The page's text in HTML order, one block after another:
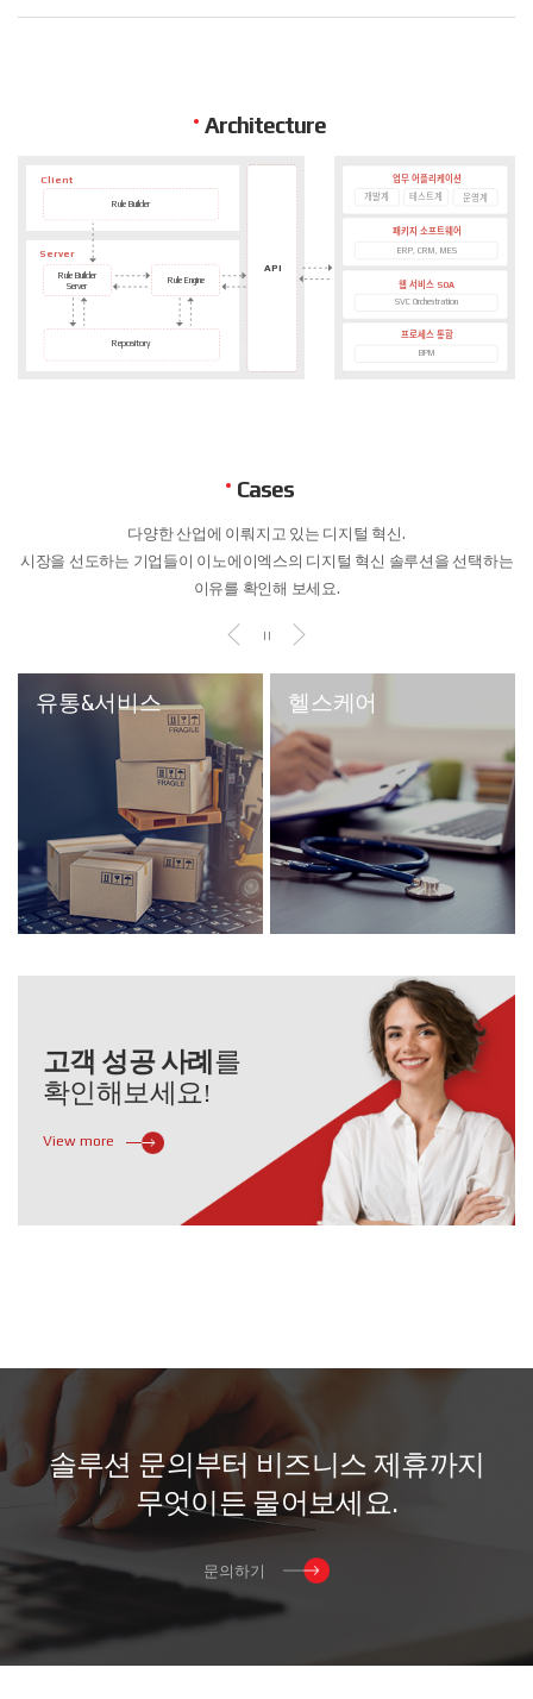
Architecture
Server
Client
Rule Engine
개발계 테스트계
ERP, CRM, MES
SVC Orchestration
BPM
운영계
업무 어플리케이션
패키지 소프트웨어
웹 서비스 SOA
프로세스 통합
Rule Builder
Server
Rule Builder
Repository
API
Cases
다양한 산업에 이뤄지고 있는 디지털 혁신.
시장을 선도하는 기업들이 이노에이엑스의 디지털 혁신 솔루션을 선택하는
이유를 확인해 보세요.
유통&서비스 헬스케어
고객 성공 사례 를
확인해보세요!
View more
솔루션 문의 부터 비 즈니 스 제 휴까지
무엇이든물어 보세 요.
문의하기